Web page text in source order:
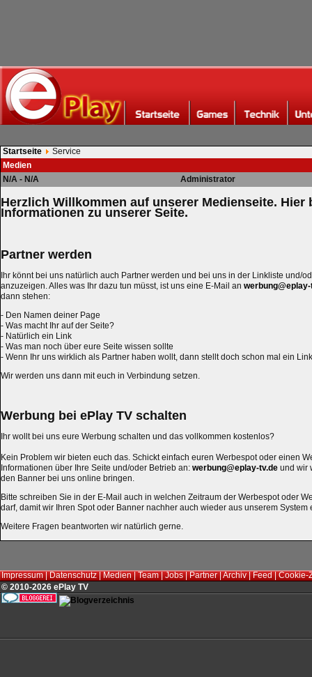
Startseite
Service
Medien
N/A - N/A
Administrator
Herzlich Willkommen auf unserer Medienseite. Hier
Informationen zu unserer Seite.
Partner werden
Ihr könnt bei uns natürlich auch Partner werden und bei uns in der Linkliste und/
anzuzeigen. Alles was Ihr dazu tun müsst, ist uns eine E-Mail an
dann stehen:
- Den Namen deiner Page
- Was macht Ihr auf der Seite?
- Natürlich ein Link
- Was man noch über eure Seite wissen sollte
- Wenn Ihr uns wirklich als Partner haben wollt, dann stellt doch schon mal ein
Wir werden uns dann mit euch in Verbindung setzen.
Werbung bei ePlay TV schalten
Ihr wollt bei uns eure Werbung schalten und das vollkommen kostenlos?
Kein Problem wir bieten euch das. Schickt einfach euren Werbespot oder einen
Informationen über Ihre Seite und/oder Betrieb an: werbung@eplay-tv.de und wir
den Banner bei uns online bringen.
Bitte schreiben Sie in der E-Mail auch in welchen Zeitraum der Werbespot oder
darf, damit wir Ihren Spot oder Banner nachher auch wieder aus unserem System
Weitere Fragen beantworten wir natürlich gerne.
Impressum|Datenschutz|Medien|Team|Jobs|Partner|Archiv|Feed|Cookie-
© 2010-2026 ePlay TV